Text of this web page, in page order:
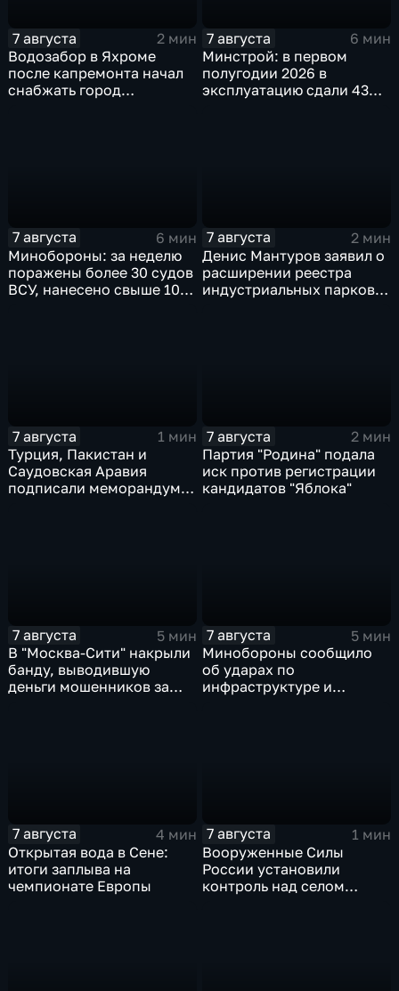
7 августа
2 мин
Водозабор в Яхроме
после капремонта начал
снабжать город
7 августа
6 мин
Минстрой: в первом
полугодии 2026 в
эксплуатацию сдали 43
7 августа
6 мин
Минобороны: за неделю
поражены более 30 судов
ВСУ, нанесено свыше 10
7 августа
2 мин
Денис Мантуров заявил о
расширении реестра
индустриальных парков в
7 августа
1 мин
Турция, Пакистан и
Саудовская Аравия
подписали меморандум о
7 августа
2 мин
Партия "Родина" подала
иск против регистрации
кандидатов "Яблока"
7 августа
5 мин
В "Москва‑Сити" накрыли
банду, выводившую
деньги мошенников за
7 августа
5 мин
Минобороны сообщило
об ударах по
инфраструктуре и
7 августа
4 мин
Открытая вода в Сене:
итоги заплыва на
чемпионате Европы
7 августа
1 мин
Вооруженные Силы
России установили
контроль над селом